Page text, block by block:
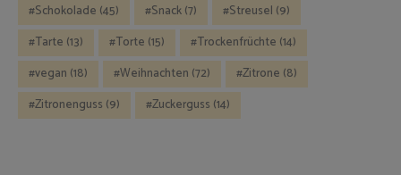
Schokolade (45) Snack(7) Streusel (9)
Tarte (13) Torte (15) Trockenfrüchte (14)
vegan (18) Weihnachten (72) Zitrone (8)
Zitronenguss (9) Zuckerguss (14)